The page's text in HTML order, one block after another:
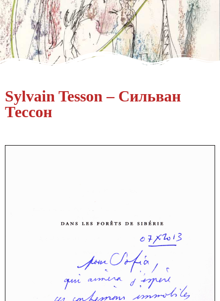
Sylvain Tesson – Сильван
Тессон